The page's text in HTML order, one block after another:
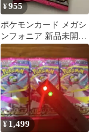
¥955
ポケモンカード メガシ
ンフォニア 新品未開封
3パック
¥ 1,499